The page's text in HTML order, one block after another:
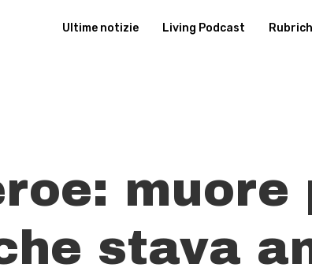
Ultime notizie Living Podcast
muore
stava